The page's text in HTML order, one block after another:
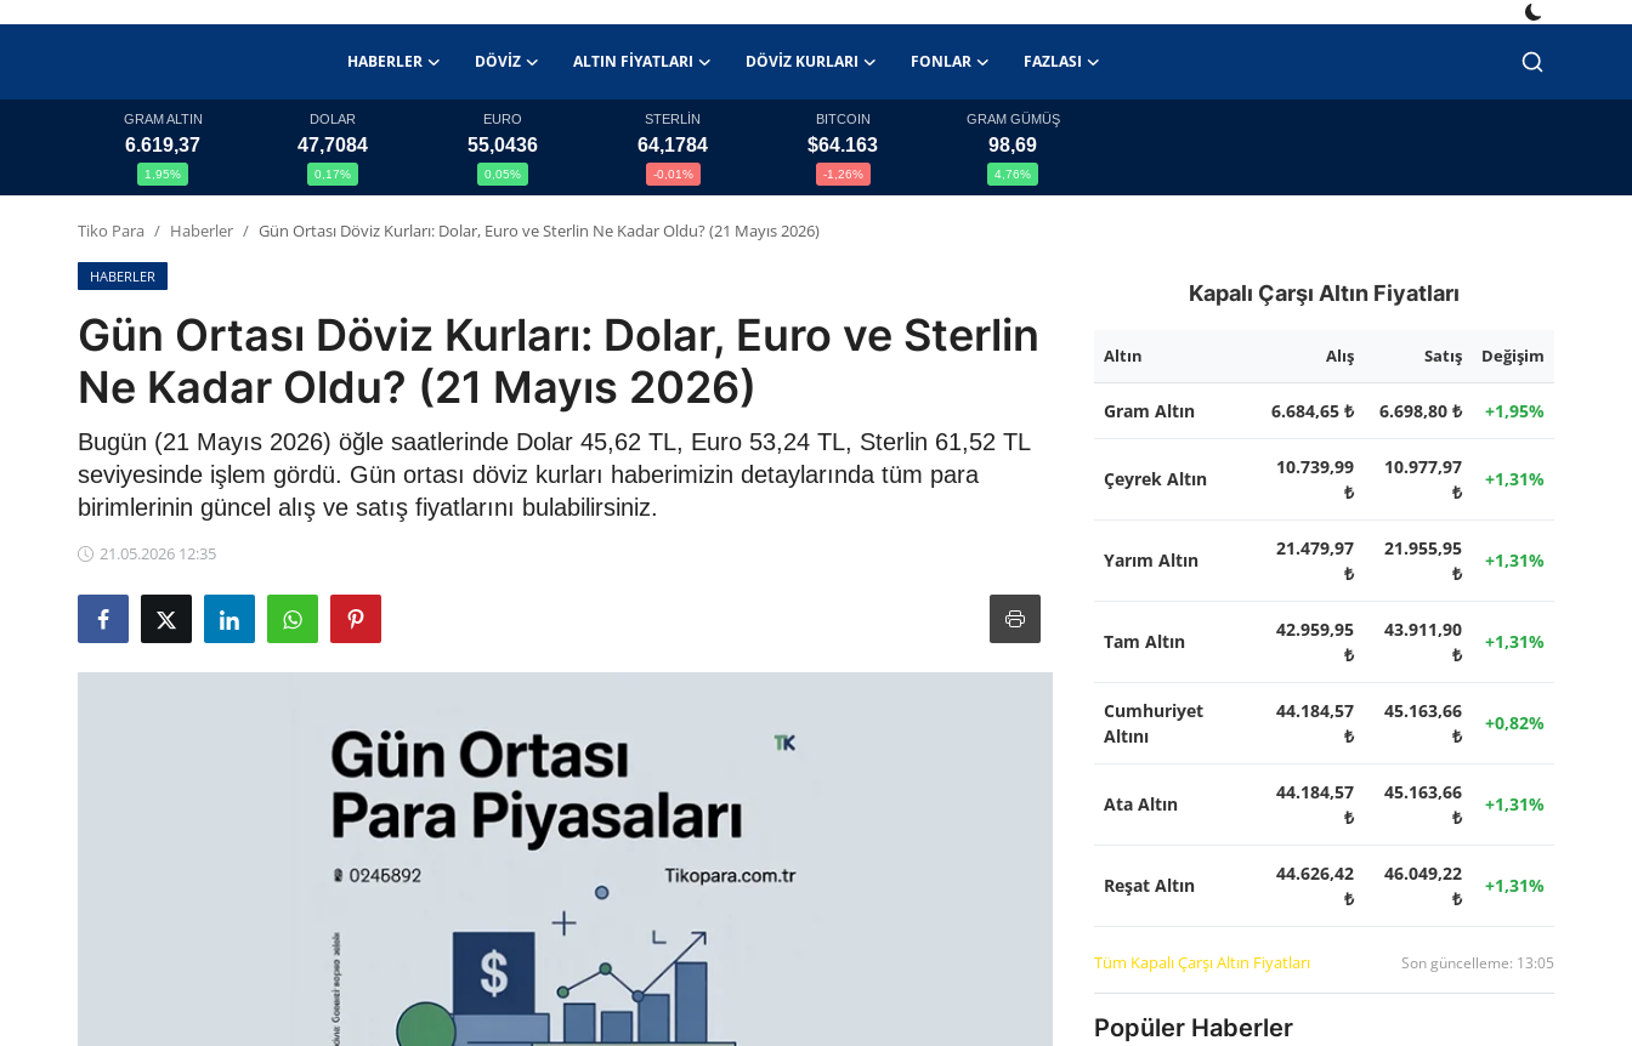
HABERLER DÖVIZ ALTIN FIYATLARI DÖVIZ KURLARI FONLAR FAZLASI
Altın Fiyatları
Döviz Kurları
Kripto Paralar
Çeviriciler
Emtia Fiyatları
GRAM ALTIN
6.619,37
1,95%
DOLAR
47,7084
0,17%
EURO
55,0436
0,05%
STERLİN
64,1784
-0,01%
BITCOIN
$64.163
-1,26%
GRAM GÜMÜŞ
98,69
4,76%
Tiko Para Haberler Gün Ortası Döviz Kurları: Dolar, Euro ve Sterlin Ne Kadar Oldu? (21 Mayıs 2026)
HABERLER
Gün Ortası Döviz Kurları: Dolar, Euro ve Sterlin
Ne Kadar Oldu? (21 Mayıs 2026)
Bugün (21 Mayıs 2026) öğle saatlerinde Dolar 45,62 TL, Euro 53,24 TL, Sterlin 61,52 TL
seviyesinde işlem gördü. Gün ortası döviz kurları haberimizin detaylarında tüm para
birimlerinin güncel alış ve satış fiyatlarını bulabilirsiniz.
21.05.2026 12:35
Kapalı Çarşı Altın Fiyatları
Altın Alış Satış Değişim
Gram Altın 6.684,65 ₺ 6.698,80 ₺ +1,95%
Çeyrek Altın
10.739,99
₺
10.977,97
₺
+1,31%
Yarım Altın
21.479,97
₺
21.955,95
₺
+1,31%
Tam Altın
42.959,95
₺
43.911,90
₺
+1,31%
Cumhuriyet
Altını
44.184,57
₺
45.163,66
₺
+0,82%
Ata Altın
44.184,57
₺
45.163,66
₺
+1,31%
Reşat Altın
44.626,42
₺
46.049,22
₺
+1,31%
Tüm Kapalı Çarşı Altın Fiyatları Son güncelleme: 13:05
Popüler Haberler